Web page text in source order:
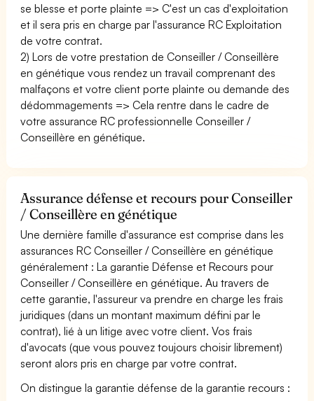
se blesse et porte plainte => C'est un cas d'exploitation
et il sera pris en charge par l'assurance RC Exploitation
de votre contrat.
2) Lors de votre prestation de Conseiller / Conseillère
en génétique vous rendez un travail comprenant des
malfaçons et votre client porte plainte ou demande des
dédommagements => Cela rentre dans le cadre de
votre assurance RC professionnelle Conseiller /
Conseillère en génétique.
Assurance défense et recours pour Conseiller
/ Conseillère en génétique
Une dernière famille d'assurance est comprise dans les
assurances RC Conseiller / Conseillère en génétique
généralement : La garantie Défense et Recours pour
Conseiller / Conseillère en génétique. Au travers de
cette garantie, l'assureur va prendre en charge les frais
juridiques (dans un montant maximum défini par le
contrat), lié à un litige avec votre client. Vos frais
d'avocats (que vous pouvez toujours choisir librement)
seront alors pris en charge par votre contrat.
On distingue la garantie défense de la garantie recours :